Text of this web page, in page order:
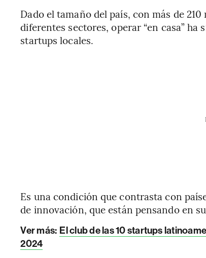
Dado el tamaño del país, con más de
diferentes sectores, operar “en casa”
startups locales.
Es una condición que contrasta con
de innovación, que están pensando en
Ver más: El club de las 10 startups
2024